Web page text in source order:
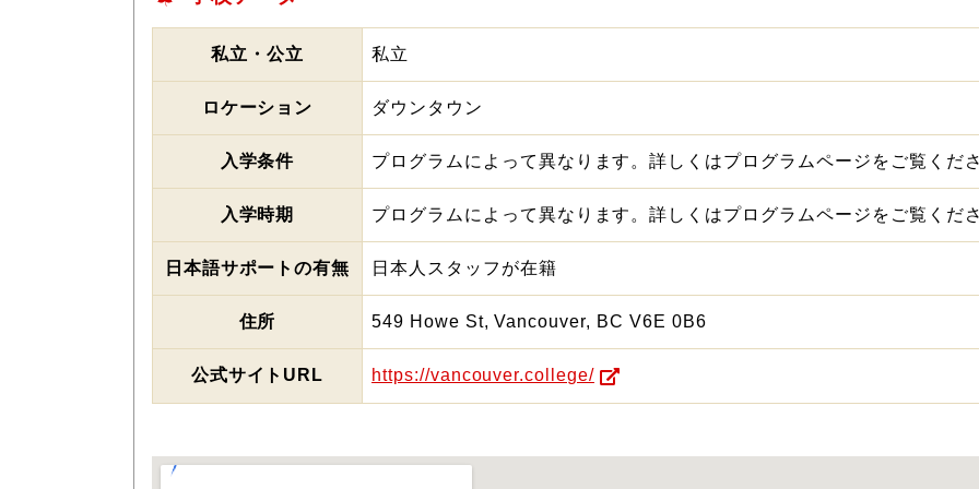
私立・公立 私立
ロケーション ダウンタウン
入学条件 プログラムによって異なります。詳しくはプログラムページをご覧くださ
入学時期 プログラムによって異なります。詳しくはプログラムページをご覧くださ
日本語サポートの有無 日本人スタッフが在籍
住所 549 Howe St, Vancouver, BC V6E 0B6
公式サイトURL https://vancouver.college/